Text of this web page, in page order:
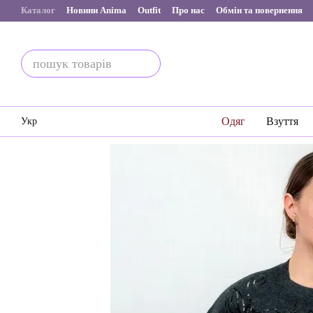
Перейти до основного контенту
Каталог Новини Anima Outfit Про нас Обмін та повернення
Укр Одяг Взуття